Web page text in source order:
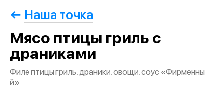
Наша точка
Мясо птицы гриль с
драниками
Филе птицы гриль, драники, овощи, соус «Фирменны
й»